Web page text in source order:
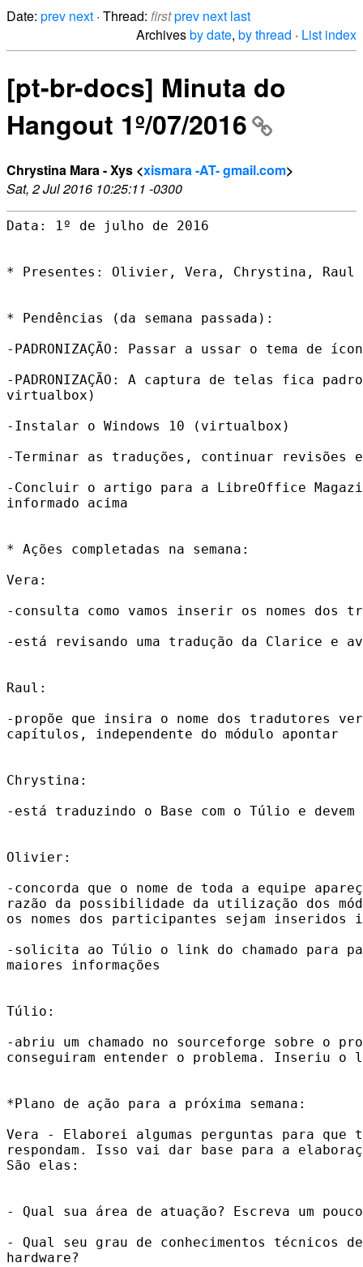
Date: prev next · Thread: firstprev next last
Archivesby date, by thread · List index
[pt-br-docs] Minuta do
Hangout 1º/07/2016
Chrystina Mara - Xys <xismara -AT- gmail.com>
Sat, 2 Jul 2016 10:25:11 -0300
Data: 1º de julho de 2016
* Presentes: Olivier, Vera, Chrystina, Raul
* Pendências (da semana passada):
-PADRONIZAÇÃO: Passar a ussar o tema de
-PADRONIZAÇÃO: A captura de telas fica
virtualbox)
-Instalar o Windows 10 (virtualbox)
-Terminar as traduções, continuar revisões
-Concluir o artigo para a LibreOffice
informado acima
* Ações completadas na semana:
Vera:
-consulta como vamos inserir os nomes dos
-está revisando uma tradução da Clarice e
Raul:
-propõe que insira o nome dos tradutores
capítulos, independente do módulo apontar
Chrystina:
-está traduzindo o Base com o Túlio e devem
Olivier:
-concorda que o nome de toda a equipe
razão da possibilidade da utilização dos
os nomes dos participantes sejam inseridos
-solicita ao Túlio o link do chamado para
maiores informações
Túlio:
-abriu um chamado no sourceforge sobre o
conseguiram entender o problema. Inseriu
*Plano de ação para a próxima semana:
Vera - Elaborei algumas perguntas para
respondam. Isso vai dar base para a
São elas:
- Qual sua área de atuação? Escreva um
- Qual seu grau de conhecimentos técnicos
hardware?